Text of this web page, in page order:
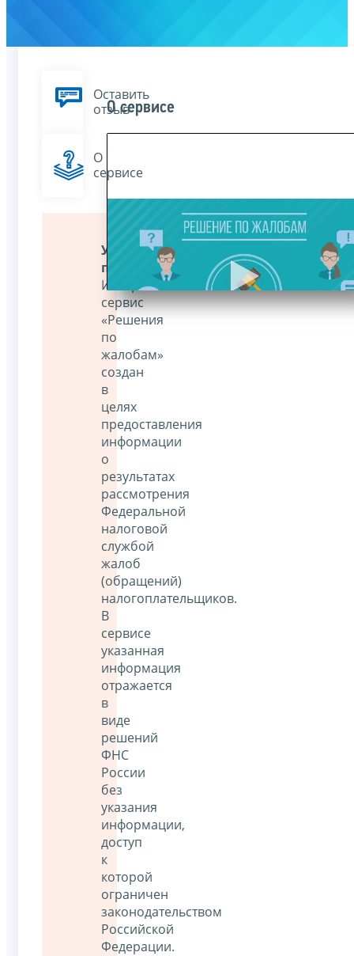
Оставить
отзыв
О
сервисе
Уважаемые
пользователи!
Интернет-
сервис
«Решения
по
жалобам»
создан
в
целях
предоставления
информации
о
результатах
рассмотрения
Федеральной
налоговой
службой
жалоб
(обращений)
налогоплательщиков.
В
сервисе
указанная
информация
отражается
в
виде
решений
ФНС
России
без
указания
информации,
доступ
к
которой
ограничен
законодательством
Российской
Федерации.
О сервисе